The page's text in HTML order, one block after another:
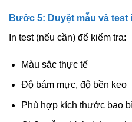
Bước 5: Duyệt mẫu và test
In test (nếu cần) để kiểm tra:
Màu sắc thực tế
Độ bám mực, độ bền keo
Phù hợp kích thước bao